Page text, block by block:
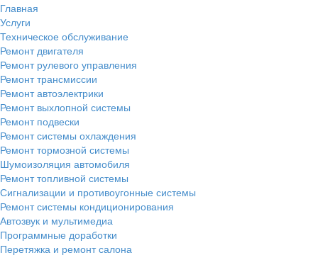
Главная
Услуги
Техническое обслуживание
Ремонт двигателя
Ремонт рулевого управления
Ремонт трансмиссии
Ремонт автоэлектрики
Ремонт выхлопной системы
Ремонт подвески
Ремонт системы охлаждения
Ремонт тормозной системы
Шумоизоляция автомобиля
Ремонт топливной системы
Сигнализации и противоугонные системы
Ремонт системы кондиционирования
Автозвук и мультимедиа
Программные доработки
Перетяжка и ремонт салона